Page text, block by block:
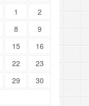
1
2
8
9
15
16
22
23
29
30